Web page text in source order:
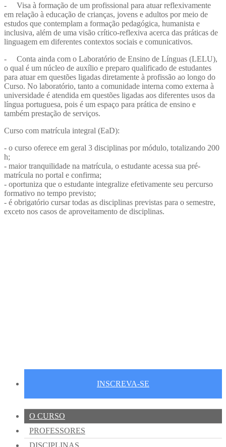
- Visa à formação de um profissional para atuar reflexivamente
em relação à educação de crianças, jovens e adultos por meio de
estudos que contemplam a formação pedagógica, humanista e
inclusiva, além de uma visão crítico-reflexiva acerca das práticas de
linguagem em diferentes contextos sociais e comunicativos.
- Conta ainda com o Laboratório de Ensino de Línguas (LELU),
o qual é um núcleo de auxílio e preparo qualificado de estudantes
para atuar em questões ligadas diretamente à profissão ao longo do
Curso. No laboratório, tanto a comunidade interna como externa à
universidade é atendida em questões ligadas aos diferentes usos da
língua portuguesa, pois é um espaço para prática de ensino e
também prestação de serviços.
Curso com matrícula integral (EaD):
- o curso oferece em geral 3 disciplinas por módulo, totalizando 200
h;
- maior tranquilidade na matrícula, o estudante acessa sua pré-
matrícula no portal e confirma;
- oportuniza que o estudante integralize efetivamente seu percurso
formativo no tempo previsto;
- é obrigatório cursar todas as disciplinas previstas para o semestre,
exceto nos casos de aproveitamento de disciplinas.
INSCREVA-SE
O CURSO
PROFESSORES
DISCIPLINAS